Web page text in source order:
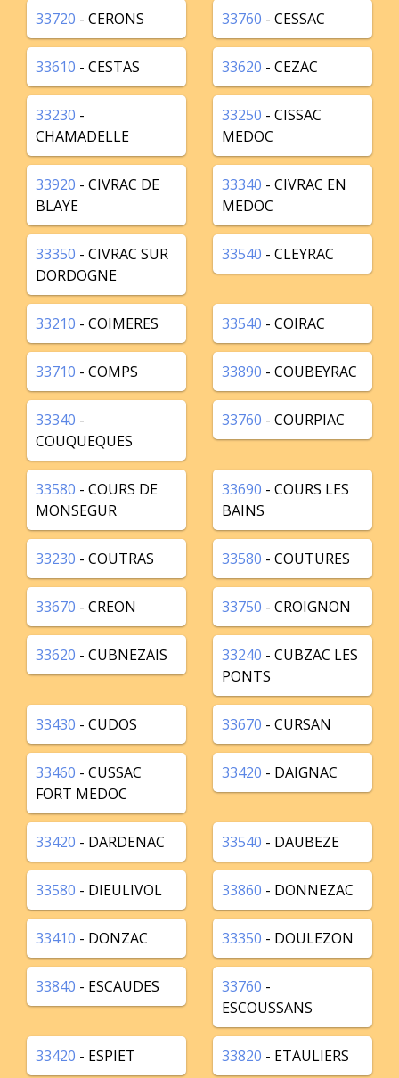
33720 - CERONS 33760 - CESSAC
33610 - CESTAS 33620 - CEZAC
33230 -
CHAMADELLE
33250 - CISSAC
MEDOC
33920 - CIVRAC DE
BLAYE
33340 - CIVRAC EN
MEDOC
33350 - CIVRAC SUR
DORDOGNE
33540 - CLEYRAC
33210 - COIMERES 33540 - COIRAC
33710 - COMPS 33890 - COUBEYRAC
33340 -
COUQUEQUES
33760 - COURPIAC
33580 - COURS DE
MONSEGUR
33690 - COURS LES
BAINS
33230 - COUTRAS 33580 - COUTURES
33670 - CREON 33750 - CROIGNON
33620 - CUBNEZAIS 33240 - CUBZAC LES
PONTS
33430 - CUDOS 33670 - CURSAN
33460 - CUSSAC
FORT MEDOC
33420 - DAIGNAC
33420 - DARDENAC 33540 - DAUBEZE
33580 - DIEULIVOL 33860 - DONNEZAC
33410 - DONZAC 33350 - DOULEZON
33840 - ESCAUDES 33760 -
ESCOUSSANS
33420 - ESPIET 33820 - ETAULIERS